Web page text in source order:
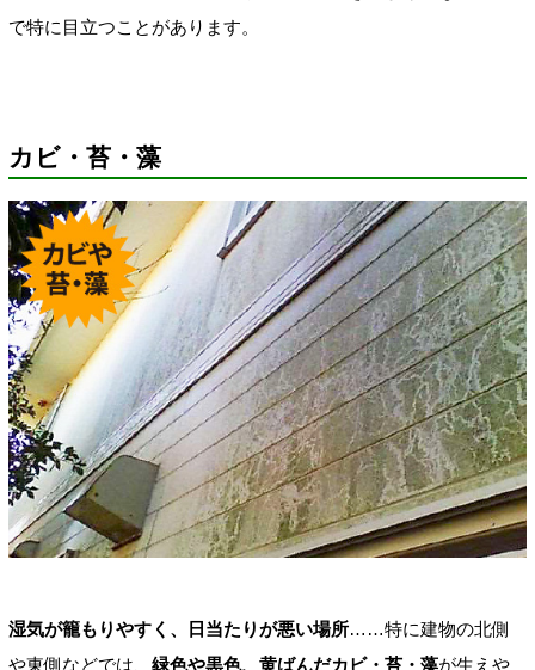
で特に目立つことがあります。
カビ・苔・藻
湿気が籠もりやすく、日当たりが悪い場所……特に建物の北側
や東側などでは、 緑色や黒色、黄ばんだカビ・苔・藻が生えや